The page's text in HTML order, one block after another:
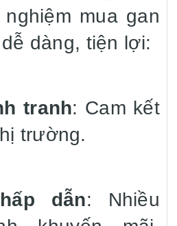
mua gan
dàng, tiện lợi:
tranh: Cam kết
trường.
dẫn: Nhiều